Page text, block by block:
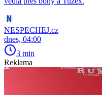
NESPECHEJ.cz
dnes, 04:00
3 min
Reklama